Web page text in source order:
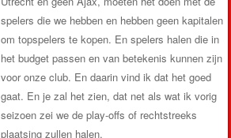
spelers die we hebben en hebben geen kapitalen
om topspelers te kopen. En spelers halen die in
het budget passen en van betekenis kunnen zijn
voor onze club. En daarin vind ik dat het goed
gaat. En je zal het zien, dat net als wat ik vorig
seizoen zei we de play-offs of rechtstreeks
plaatsing zullen halen,